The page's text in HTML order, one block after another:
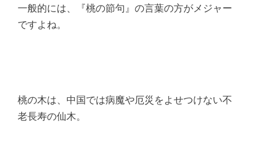
一般的には、『桃の節句』の言葉の方がメジャー
ですよね。
桃の木は、中国では病魔や厄災をよせつけない不
老長寿の仙木。